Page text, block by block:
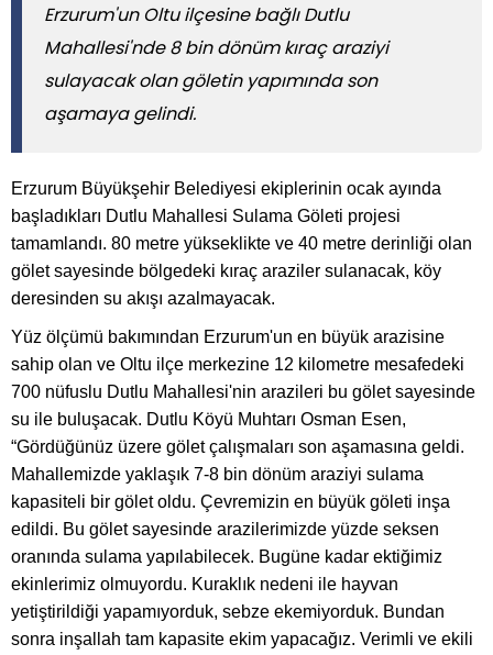
Erzurum'un Oltu ilçesine bağlı Dutlu
Mahallesi'nde 8 bin dönüm kıraç araziyi
sulayacak olan göletin yapımında son
aşamaya gelindi.
Erzurum Büyükşehir Belediyesi ekiplerinin ocak ayında
başladıkları Dutlu Mahallesi Sulama Göleti projesi
tamamlandı. 80 metre yükseklikte ve 40 metre derinliği olan
gölet sayesinde bölgedeki kıraç araziler sulanacak, köy
deresinden su akışı azalmayacak.
Yüz ölçümü bakımından Erzurum'un en büyük arazisine
sahip olan ve Oltu ilçe merkezine 12 kilometre mesafedeki
700 nüfuslu Dutlu Mahallesi'nin arazileri bu gölet sayesinde
su ile buluşacak. Dutlu Köyü Muhtarı Osman Esen,
“Gördüğünüz üzere gölet çalışmaları son aşamasına geldi.
Mahallemizde yaklaşık 7-8 bin dönüm araziyi sulama
kapasiteli bir gölet oldu. Çevremizin en büyük göleti inşa
edildi. Bu gölet sayesinde arazilerimizde yüzde seksen
oranında sulama yapılabilecek. Bugüne kadar ektiğimiz
ekinlerimiz olmuyordu. Kuraklık nedeni ile hayvan
yetiştirildiği yapamıyorduk, sebze ekemiyorduk. Bundan
sonra inşallah tam kapasite ekim yapacağız. Verimli ve ekili